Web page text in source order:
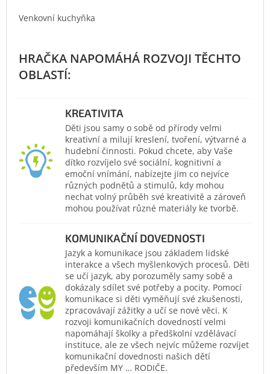
Venkovní kuchyňka
KREATIVITA
Děti jsou samy o sobě od přírody velmi
kreativní a milují kreslení, tvoření, výtvarné a
hudební činnosti. Pokud chcete, aby Vaše
dítko rozvíjelo své sociální, kognitivní a
emoční vnímání, nabízejte jim co nejvíce
různých podnětů a stimulů, kdy mohou
nechat volný průběh své kreativitě a zároveň
mohou používat různé materiály ke tvorbě.
KOMUNIKAČNÍ DOVEDNOSTI
Jazyk a komunikace jsou základem lidské
interakce a všech myšlenkových procesů. Děti
se učí jazyk, aby porozuměly samy sobě a
dokázaly sdílet své potřeby a pocity. Pomocí
komunikace si děti vyměňují své zkušenosti,
zpracovávají zážitky a učí se nové věci. K
rozvoji komunikačních dovedností velmi
napomáhají školky a předškolní vzdělávací
instituce, ale ze všech nejvíc můžeme rozvíjet
komunikační dovednosti našich dětí
především MY … RODIČE.